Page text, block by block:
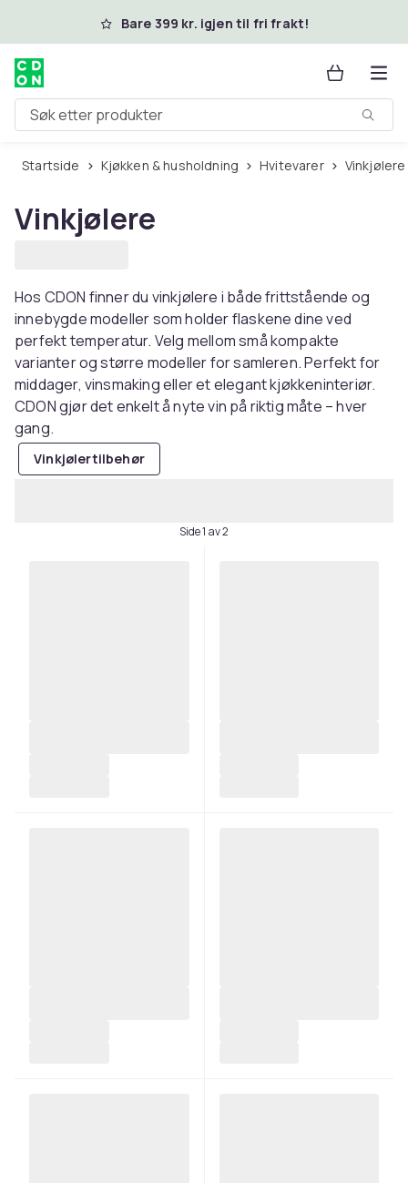
Hopp til hovedinnholdBare 399 kr. igjen til fri frakt!
Søk etter produkter
Startside Kjøkken & husholdning Hvitevarer Vinkjølere
Vinkjølere
Hos CDON finner du vinkjølere i både frittstående og
innebygde modeller som holder flaskene dine ved
perfekt temperatur. Velg mellom små kompakte
varianter og større modeller for samleren. Perfekt for
middager, vinsmaking eller et elegant kjøkkeninteriør.
CDON gjør det enkelt å nyte vin på riktig måte – hver
gang.
Vinkjølertilbehør
Side 1 av 2